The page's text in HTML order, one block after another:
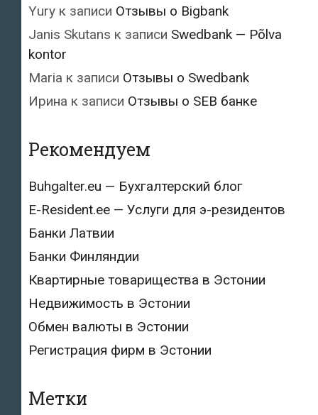
Yury к записи Отзывы о Bigbank
Janis Skutans к записи Swedbank — Põlva
kontor
Maria к записи Отзывы о Swedbank
Ирина к записи Отзывы о SEB банке
Рекомендуем
Buhgalter.eu — Бухгалтерский блог
E-Resident.ee — Услуги для э-резидентов
Банки Латвии
Банки Финляндии
Квартирные товарищества в Эстонии
Недвижимость в Эстонии
Обмен валюты в Эстонии
Регистрация фирм в Эстонии
Метки